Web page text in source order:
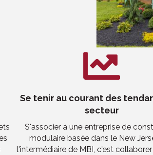
Se tenir au courant des
secteur
S'associer à une entreprise de
modulaire basée dans le New
l'intermédiaire de MBI, c'est